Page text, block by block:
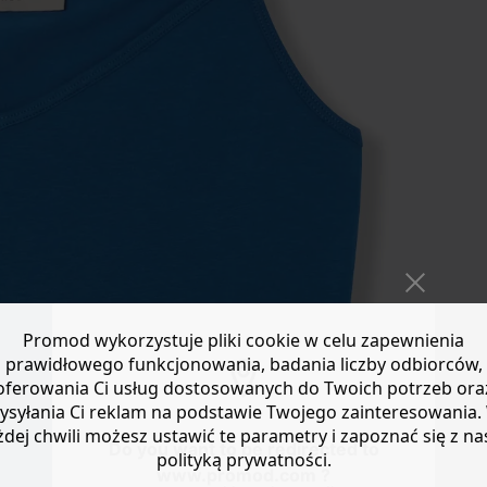
Do you want to be redirected to
www.promod.com ?
Promod wykorzystuje pliki cookie w celu zapewnienia
prawidłowego funkcjonowania, badania liczby odbiorców,
Ci usług dostosowanych do Twoich potrzeb
Ci reklam na podstawie Twojego zainteresowania.
chwili możesz ustawić te parametry i zapoznać się z
polityką prywatności.